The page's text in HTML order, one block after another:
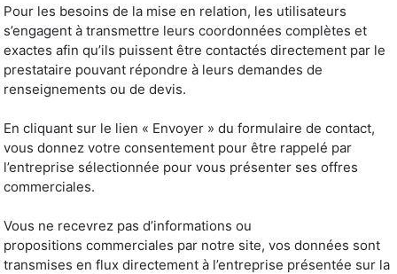
Pour les besoins de la mise en relation, les utilisateurs
s’engagent à transmettre leurs coordonnées complètes et
exactes afin qu’ils puissent être contactés directement par le
prestataire pouvant répondre à leurs demandes de
renseignements ou de devis.
En cliquant sur le lien « Envoyer » du formulaire de contact,
vous donnez votre consentement pour être rappelé par
l’entreprise sélectionnée pour vous présenter ses offres
commerciales.
Vous ne recevrez pas d’informations ou
propositions commerciales par notre site, vos données sont
transmises en flux directement à l’entreprise présentée sur la